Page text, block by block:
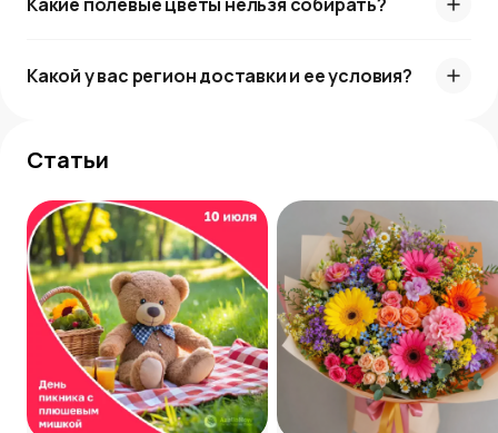
самых разных ситуаций.
позволяет подчеркнуть натуральность и
уникальность вашего подарка.
Универсальность таких букетов также
является немаловажным фактором.
Полевые цветы можно использовать не только
для подарков, но и для декора — как в интерьере,
так и на различных мероприятиях. Они подходят
как для торжеств, так и для более спокойных и
интимных случаев. Букеты полевых цветов смогут
Какой у вас регион доставки и ее условия?
Статьи